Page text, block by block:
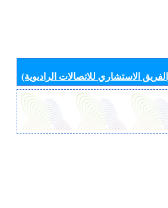
الاستشاري للاتصالات الراديوية)